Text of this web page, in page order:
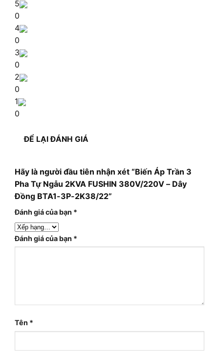
5
0
4
0
3
0
2
0
1
0
ĐỂ LẠI ĐÁNH GIÁ
Hãy là người đầu tiên nhận xét “Biến Áp Trần 3
Pha Tự Ngẫu 2KVA FUSHIN 380V/220V – Dây
Đồng BTA1-3P-2K38/22”
Đánh giá của bạn *
Đánh giá của bạn *
Tên *